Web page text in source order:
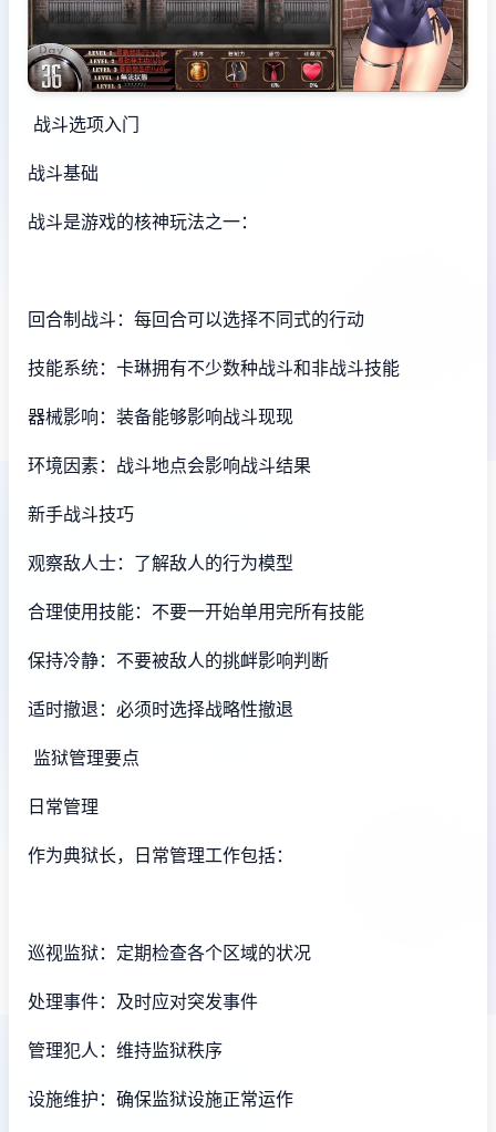
战斗选项入门
战斗基础
战斗是游戏的核神玩法之一：
回合制战斗：每回合可以选择不同式的行动
技能系统：卡琳拥有不少数种战斗和非战斗技能
器械影响：装备能够影响战斗现现
环境因素：战斗地点会影响战斗结果
新手战斗技巧
观察敌人士：了解敌人的行为模型
合理使用技能：不要一开始单用完所有技能
保持冷静：不要被敌人的挑衅影响判断
适时撤退：必须时选择战略性撤退
监狱管理要点
日常管理
作为典狱长，日常管理工作包括：
巡视监狱：定期检查各个区域的状况
处理事件：及时应对突发事件
管理犯人：维持监狱秩序
设施维护：确保监狱设施正常运作